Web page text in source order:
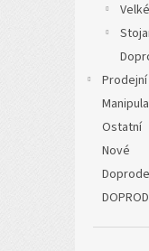
Ostatní
Nové